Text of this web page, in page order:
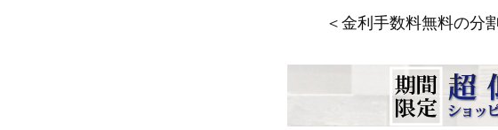
＜金利手数料無料の分